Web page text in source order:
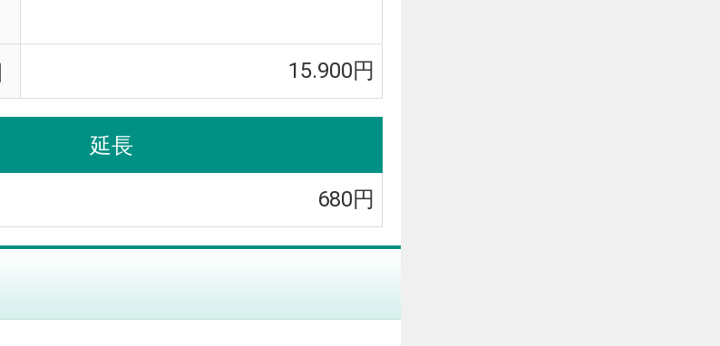
15.900円
延長
680円